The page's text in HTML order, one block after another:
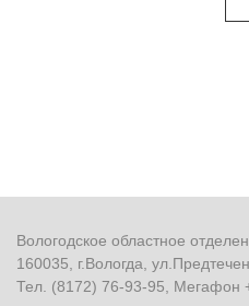
по
Вологодское областное
160035, г.Вологда,
Тел. (8172) 76-93-95, Мегафон